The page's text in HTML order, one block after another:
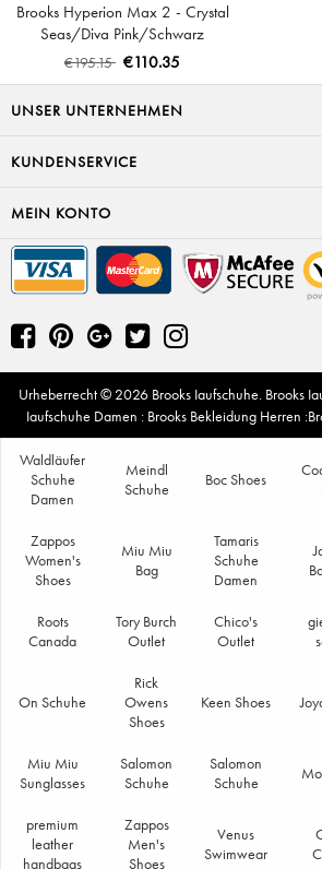
Brooks Hyperion Max 2 - Crystal
Seas/Diva Pink/Schwarz
€195.15 €110.35
UNSER UNTERNEHMEN
KUNDENSERVICE
MEIN KONTO
Urheberrecht © 2026 Brooks Iaufschuhe. Brooks
Iaufschuhe Damen : Brooks Bekleidung Herren :
Waldläufer
Schuhe
Damen
Meindl
Schuhe
Boc Shoes
Zappos
Women's
Shoes
Miu Miu
Bag
Tamaris
Schuhe
Damen
Roots
Canada
Tory Burch
Outlet
Chico's
Outlet
On Schuhe
Rick
Owens
Shoes
Keen Shoes
Miu Miu
Sunglasses
Salomon
Schuhe
Salomon
Schuhe
premium
leather
handbags
Zappos
Men's
Shoes
Venus
Swimwear